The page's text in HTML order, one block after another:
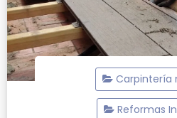
Carpintería
Reformas